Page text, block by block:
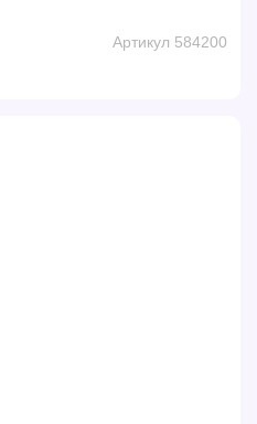
Артикул 584200